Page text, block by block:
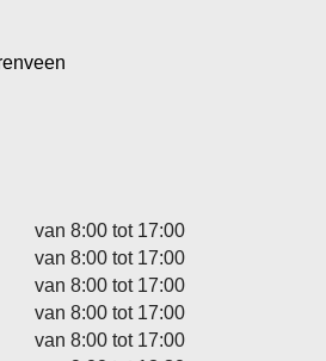
van 8:00 tot 17:00
van 8:00 tot 17:00
van 8:00 tot 17:00
van 8:00 tot 17:00
van 8:00 tot 17:00